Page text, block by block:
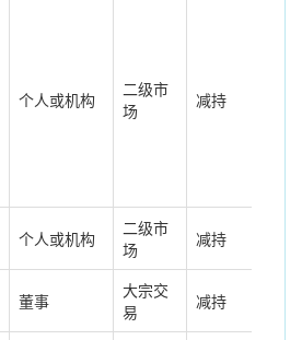
个人或机构
二级市
场
减持
个人或机构
二级市
场
减持
董事
大宗交
易
减持